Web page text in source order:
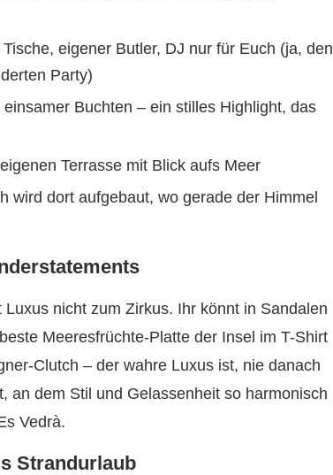
eigener Butler, DJ nur für Euch (ja, den
Party)
Buchten – ein stilles Highlight, das
Terrasse mit Blick aufs Meer
wird dort aufgebaut, wo gerade der Himmel
nicht zum Zirkus. Ihr könnt in Sandalen
Meeresfrüchte-Platte der Insel im T-Shirt
Clutch – der wahre Luxus ist, nie danach
an dem Stil und Gelassenheit so harmonisch
Vedrà.
Strandurlaub